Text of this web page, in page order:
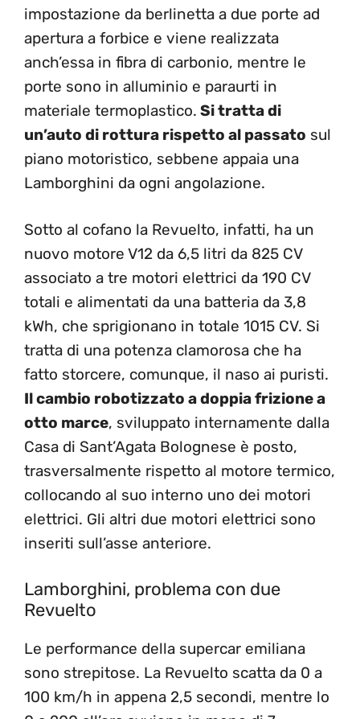
impostazione da berlinetta a due porte ad
apertura a forbice e viene realizzata
anch’essa in fibra di carbonio, mentre le
porte sono in alluminio e paraurti in
materiale termoplastico. Si tratta di
un’auto di rottura rispetto al passato sul
piano motoristico, sebbene appaia una
Lamborghini da ogni angolazione.
Sotto al cofano la Revuelto, infatti, ha un
nuovo motore V12 da 6,5 litri da 825 CV
associato a tre motori elettrici da 190 CV
totali e alimentati da una batteria da 3,8
kWh, che sprigionano in totale 1015 CV. Si
tratta di una potenza clamorosa che ha
fatto storcere, comunque, il naso ai puristi.
Il cambio robotizzato a doppia frizione a
otto marce, sviluppato internamente dalla
Casa di Sant’Agata Bolognese è posto,
trasversalmente rispetto al motore termico,
collocando al suo interno uno dei motori
elettrici. Gli altri due motori elettrici sono
inseriti sull’asse anteriore.
Lamborghini, problema con due
Revuelto
Le performance della supercar emiliana
sono strepitose. La Revuelto scatta da 0 a
100 km/h in appena 2,5 secondi, mentre lo